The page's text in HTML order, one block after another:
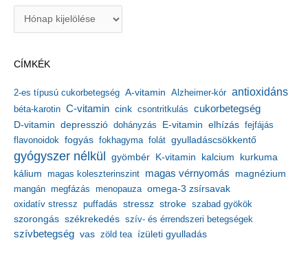
í
u
m
CÍMKÉK
2-es típusú cukorbetegség A-vitamin Alzheimer-kór antioxidáns
béta-karotin C-vitamin cink csontritkulás cukorbetegség
D-vitamin depresszió dohányzás E-vitamin elhízás fejfájás
flavonoidok fogyás fokhagyma folát gyulladáscsökkentő
gyógyszer nélkül gyömbér K-vitamin kalcium kurkuma
kálium magas koleszterinszint magas vérnyomás magnézium
mangán megfázás menopauza omega-3 zsírsavak
oxidatív stressz puffadás stressz stroke szabad gyökök
szorongás székrekedés szív- és érrendszeri betegségek
szívbetegség vas zöld tea ízületi gyulladás